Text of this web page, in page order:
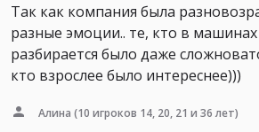
Так как компания была
разные эмоции.. те, кто в машинах
разбирается было даже
кто взрослее было интереснее)))
Алина (10 игроков 14, 20, 21 и 36 лет)